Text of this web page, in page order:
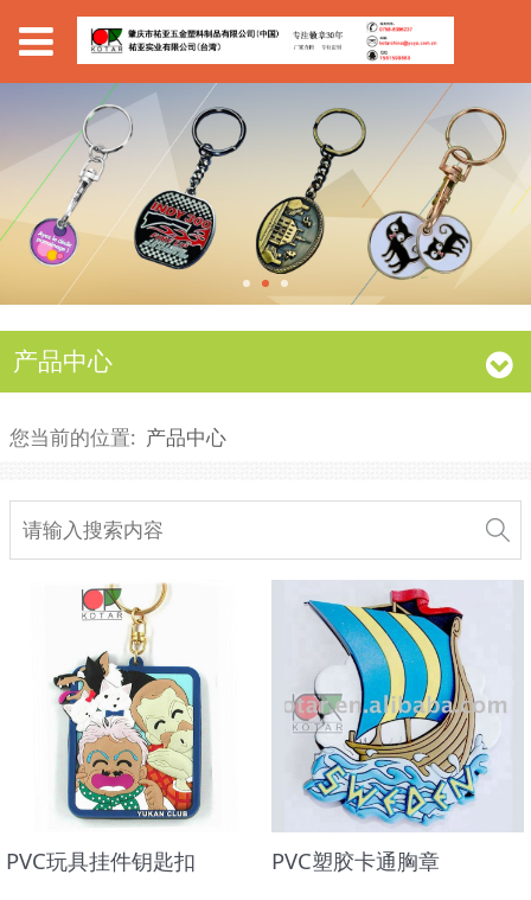
产品中心
您当前的位置: 产品中心
PVC玩具挂件钥匙扣 PVC塑胶卡通胸章